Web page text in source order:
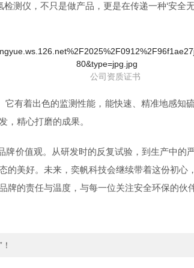
测仪，不只是做产品，更是在传递一种‘安全
公司资质证书
有着出色的监测性能，能快速、精准地感
，精心打磨的成果。
牌价值观。从研发时的反复试验，到生产中
美好。未来，奕帆科技会继续带着这份初
的责任与温度，与每一位关注安全环保的伙